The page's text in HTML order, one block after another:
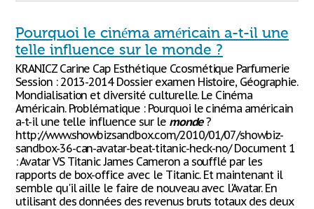
Pourquoi le cinéma américain a-t-il une
telle influence sur le monde ?
KRANICZ Carine Cap Esthétique Ccosmétique Parfumerie
Session : 2013-2014 Dossier examen Histoire, Géographie.
Mondialisation et diversité culturelle. Le Cinéma
Américain. Problématique : Pourquoi le cinéma américain
a-t-il une telle influence sur le monde?
http://www.showbizsandbox.com/2010/01/07/showbiz-
sandbox-36-can-avatar-beat-titanic-heck-no/ Document 1
: Avatar VS Titanic James Cameron a soufflé par les
rapports de box-office avec le Titanic. Et maintenant il
semble qu'il aille le faire de nouveau avec l'Avatar. En
utilisant des données des revenus bruts totaux des deux